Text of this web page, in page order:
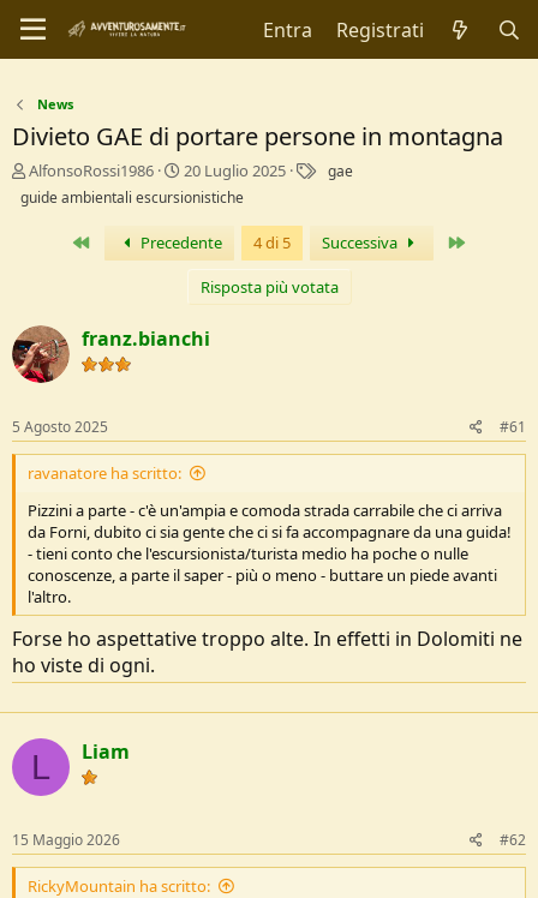
Entra Registrati
News
Divieto GAE di portare persone in montagna
C
r
e
D
i
s
u
s
s
o
n
e
AlfonsoRossi1986
D
a
a
d
i
20 Luglio 2025
gae
guide ambientali escursionistiche
Primo Precedente 4 di 5 Successiva
Risposta più votata
franz.bianchi
5 Agosto 2025 #61
ravanatore ha scritto:
Pizzini a parte - c'è un'ampia e comoda strada carrabile che ci arriva
da Forni, dubito ci sia gente che ci si fa accompagnare da una guida!
- tieni conto che l'escursionista/turista medio ha poche o nulle
conoscenze, a parte il saper - più o meno - buttare un piede avanti
l'altro.
Forse ho aspettative troppo alte. In effetti in Dolomiti ne
ho viste di ogni.
L Liam
15 Maggio 2026 #62
RickyMountain ha scritto: